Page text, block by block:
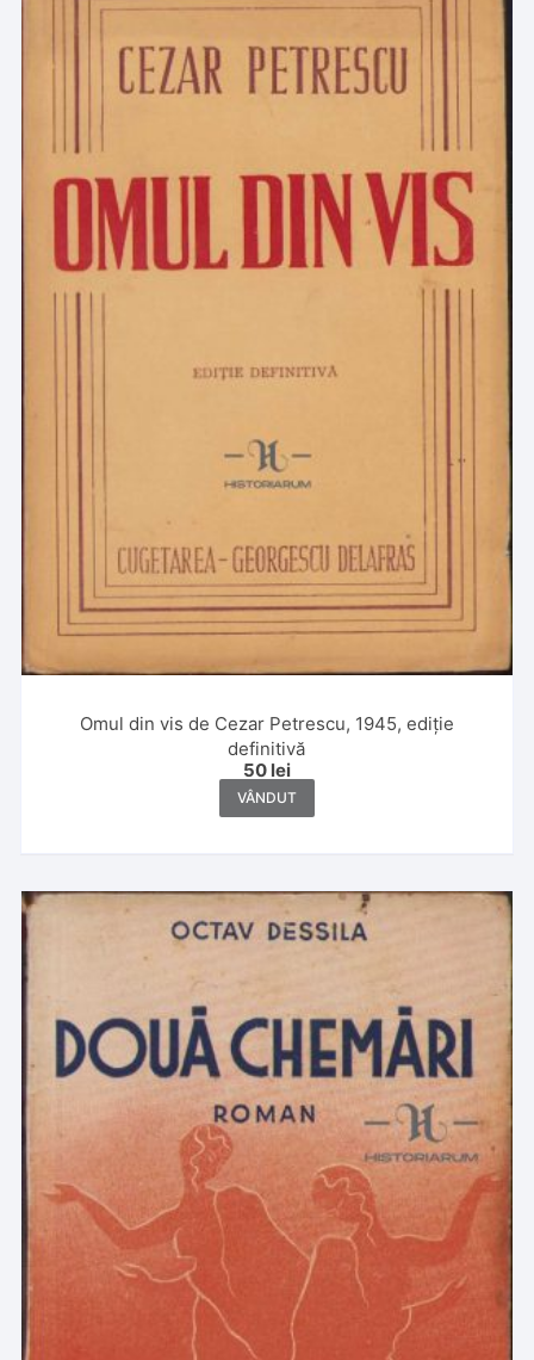
Omul din vis de Cezar Petrescu, 1945, ediție
definitivă
50 lei
VÂNDUT